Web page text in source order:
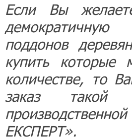
Если Вы
поддонов
купить
количестве, то
заказ такой
ЕКСПЕРТ».